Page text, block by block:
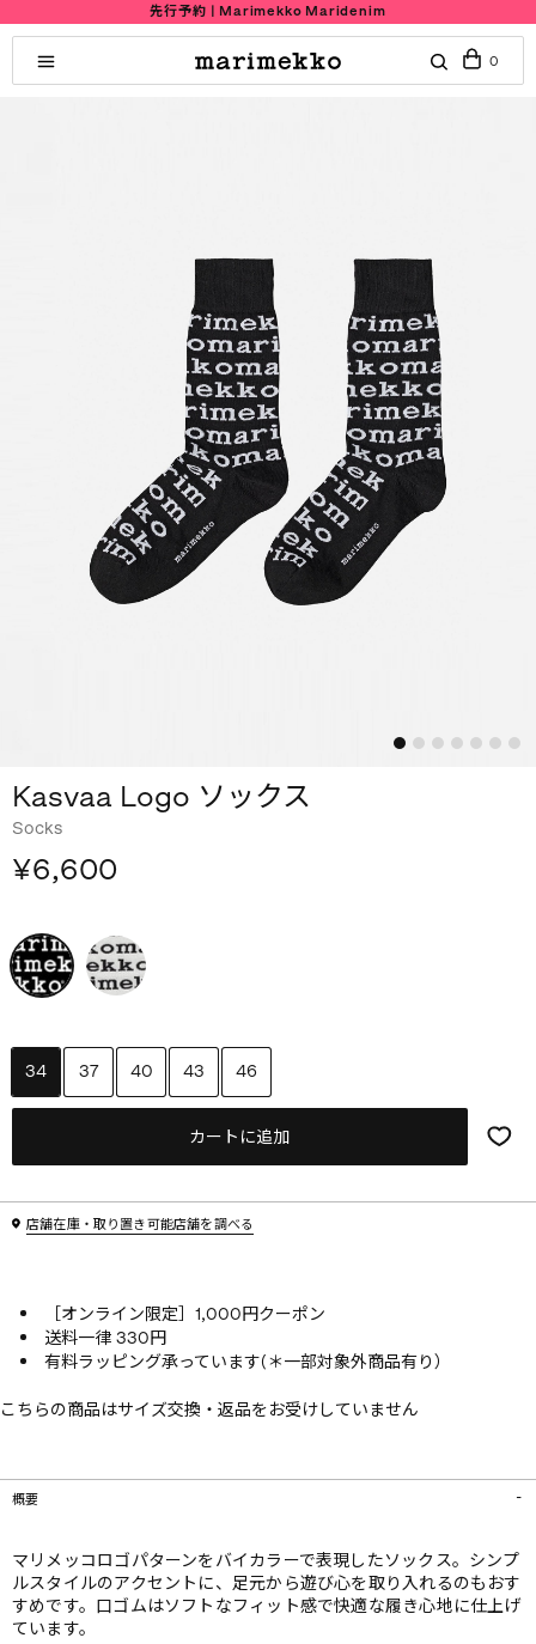
先行予約 | Marimekko Maridenim
0
Kasvaa Logo ソックス
Socks
¥6,600
34 37 40 43 46
カートに追加
店舗在庫・取り置き可能店舗を調べる
［オンライン限定］1,000円クーポン
送料一律 330円
有料ラッピング承っています(＊一部対象外商品有り）
こちらの商品はサイズ交換・返品をお受けしていません
概要
マリメッコロゴパターンをバイカラーで表現したソックス。シンプ
ルスタイルのアクセントに、足元から遊び心を取り入れるのもおす
すめです。口ゴムはソフトなフィット感で快適な履き心地に仕上げ
ています。